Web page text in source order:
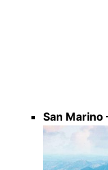
San Marino